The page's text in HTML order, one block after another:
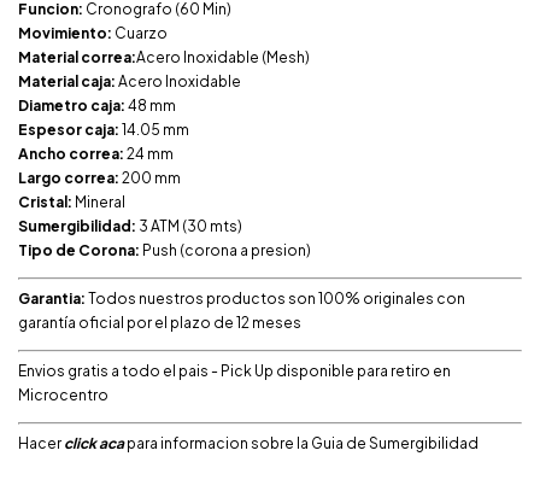
Funcion: Cronografo (60 Min)
Movimiento: Cuarzo
Material correa:Acero Inoxidable (Mesh)
Material caja: Acero Inoxidable
Diametro caja: 48 mm
Espesor caja: 14.05 mm
Ancho correa: 24 mm
Largo correa: 200 mm
Cristal: Mineral
Sumergibilidad: 3 ATM (30 mts)
Tipo de Corona: Push (corona a presion)
Garantia: Todos nuestros productos son 100% originales con
garantía oficial por el plazo de 12 meses
Envios gratis a todo el pais - Pick Up disponible para retiro en
Microcentro
Hacer click acapara informacion sobre la Guia de Sumergibilidad